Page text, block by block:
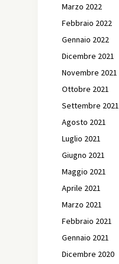
Marzo 2022
Febbraio 2022
Gennaio 2022
Dicembre 2021
Novembre 2021
Ottobre 2021
Settembre 2021
Agosto 2021
Luglio 2021
Giugno 2021
Maggio 2021
Aprile 2021
Marzo 2021
Febbraio 2021
Gennaio 2021
Dicembre 2020